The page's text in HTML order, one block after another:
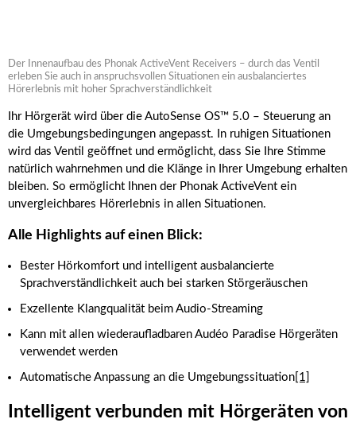
Der Innenaufbau des Phonak ActiveVent Receivers – durch das Ventil
erleben Sie auch in anspruchsvollen Situationen ein ausbalanciertes
Hörerlebnis mit hoher Sprachverständlichkeit
Ihr Hörgerät wird über die AutoSense OS™ 5.0 – Steuerung an
die Umgebungsbedingungen angepasst. In ruhigen Situationen
wird das Ventil geöffnet und ermöglicht, dass Sie Ihre Stimme
natürlich wahrnehmen und die Klänge in Ihrer Umgebung erhalten
bleiben. So ermöglicht Ihnen der Phonak ActiveVent ein
unvergleichbares Hörerlebnis in allen Situationen.
Alle Highlights auf einen Blick:
Bester Hörkomfort und intelligent ausbalancierte
Sprachverständlichkeit auch bei starken Störgeräuschen
Exzellente Klangqualität beim Audio-Streaming
Kann mit allen wiederaufladbaren Audéo Paradise Hörgeräten
verwendet werden
Automatische Anpassung an die Umgebungssituation [1]
Intelligent verbunden mit Hörgeräten von